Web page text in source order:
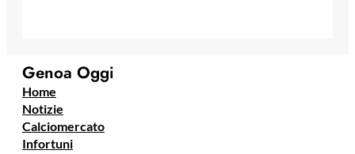
Genoa Oggi
Home
Notizie
Calciomercato
Infortuni